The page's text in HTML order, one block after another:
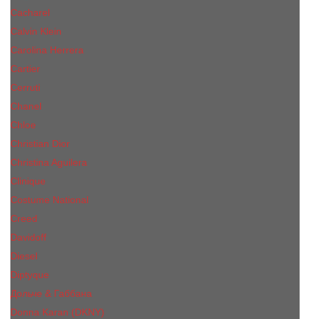
Cacharel
Calvin Klein
Carolina Herrera
Cartier
Cerruti
Сhanеl
Chloe
Christian Dior
Christina Aguilera
Сliniquе
Costume National
Creed
Davidoff
Diesel
Diptyque
Дольче & Габбана
Donna Karan (DKNY)